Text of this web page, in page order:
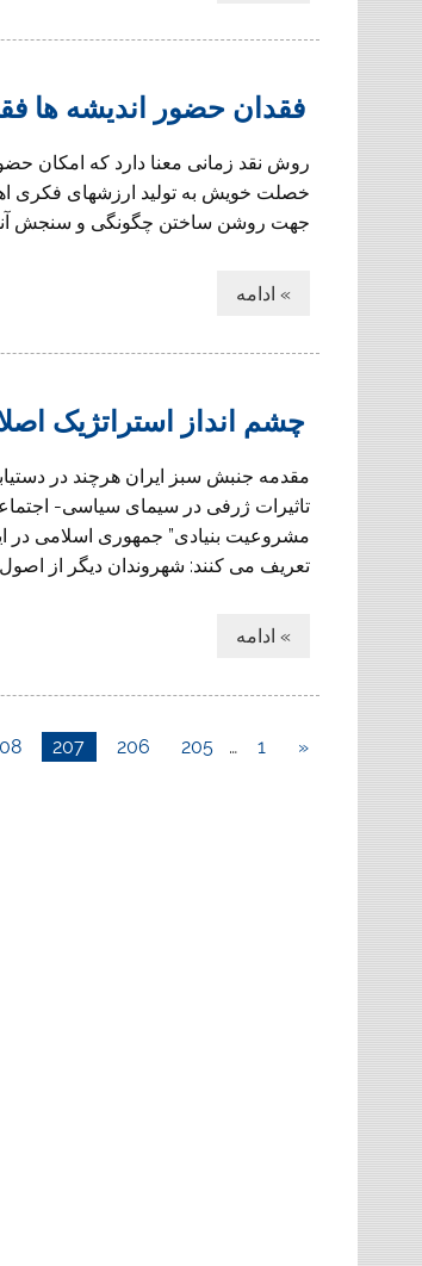
فقدان حضور انديشه ها
روش نقد زمانى معنا دارد كه امكان
خصلت خويش به توليد ارزشهاى فكرى
جهت روشن ساختن چگونگى و سنجش آنها
» ادامه
چشم انداز استراتژیک
مقدمه جنبش سبز ایران هرچند در
تاثیرات ژرفی در سیمای سیاسی-
مشروعیت بنیادی” جمهوری اسلامی در
تعریف می کنند: شهروندان دیگر از
» ادامه
«
1
…
205
206
207